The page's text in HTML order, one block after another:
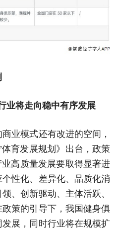
业将走向稳中有序发展
业模式还有改进的空间，
体育发展规划》出台，政策
高质量发展要取得显著进
性化、差异化、品质化消
、创新驱动、主体活跃、
策的引导下，我国健身俱
展，同时行业将在规模扩